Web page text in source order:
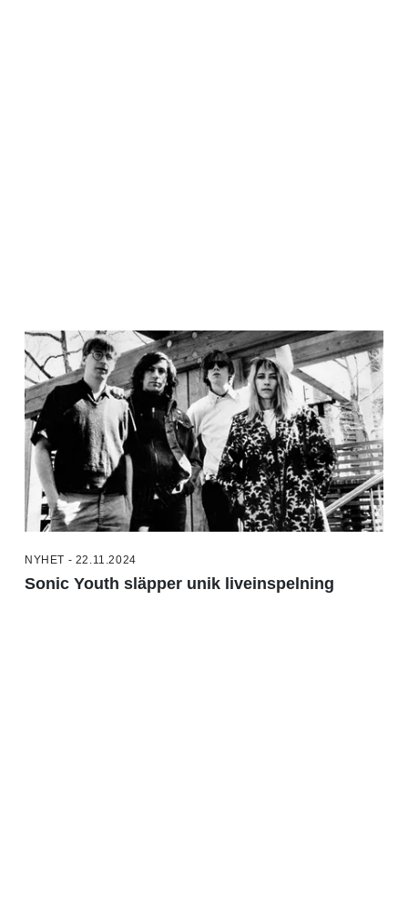
NYHET - 22.11.2024
Sonic Youth släpper unik liveinspelning